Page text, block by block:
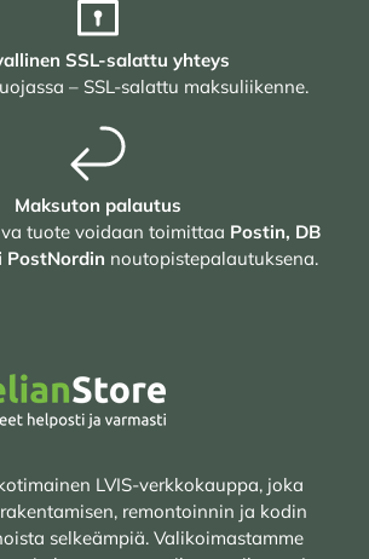
SSL-salattu yhteys
– SSL-salattu maksuliikenne.
Maksuton palautus
tuote voidaan toimittaa Postin, DB
PostNordin noutopistepalautuksena.
LVIS-verkkokauppa, joka
remontoinnin ja kodin
selkeämpiä. Valikoimastamme